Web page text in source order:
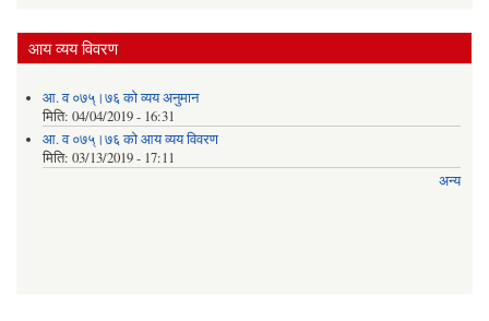
आय व्यय विवरण
आ. व ०७५्।७६ को व्यय अनुमान
मिति: 04/04/2019 - 16:31
आ. व ०७५्।७६ को आय व्यय विवरण
मिति: 03/13/2019 - 17:11
अन्य